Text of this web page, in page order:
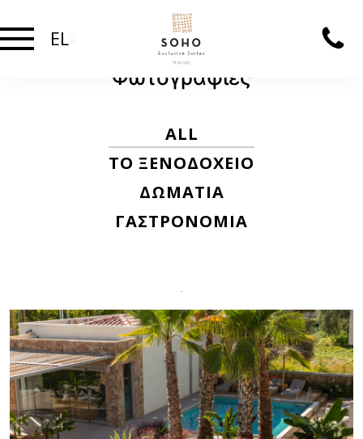
EL
Φωτογραφίες
ALL
ΤΟ ΞΕΝΟΔΟΧΕΊΟ
ΔΩΜΑΤΙΑ
ΓΑΣΤΡΟΝΟΜΊΑ